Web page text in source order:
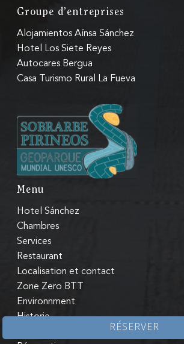
RÉSERVER
Groupe d’entreprises
Alojamientos Aínsa Sánchez
Hotel Los Siete Reyes
Autocares Bergua
Casa Turismo Rural La Fueva
Menu
Hotel Sánchez
Chambres
Services
Restaurant
Localisation et contact
Zone Zero BTT
Environnment
Historie